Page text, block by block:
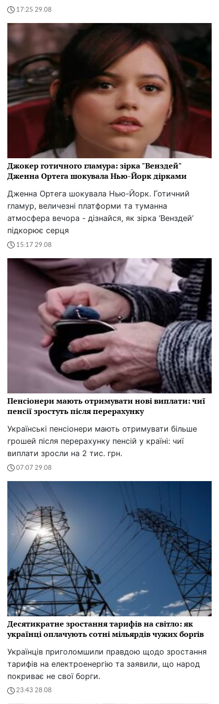
17:25 29.08
Джокер готичного гламура: зірка "Венздей"
Дженна Ортега шокувала Нью-Йорк дірками
Дженна Ортега шокувала Нью-Йорк. Готичний
гламур, величезні платформи та туманна
атмосфера вечора - дізнайся, як зірка ‘Венздей’
підкорює серця
15:17 29.08
Пенсіонери мають отримувати нові виплати: чиї
пенсії зростуть після перерахунку
Українські пенсіонери мають отримувати більше
грошей після перерахунку пенсій у країні: чиї
виплати зросли на 2 тис. грн.
07:07 29.08
Десятикратне зростання тарифів на світло: як
українці оплачують сотні мільярдів чужих боргів
Українців приголомшили правдою щодо зростання
тарифів на електроенергію та заявили, що народ
покриває не свої борги.
23:43 28.08